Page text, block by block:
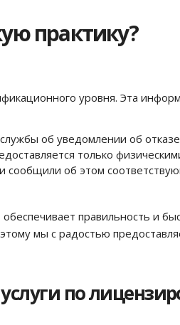
практику?
уровня. Эта
об уведомлении об
только
сообщили об этом
правильность и
мы с радостью
по